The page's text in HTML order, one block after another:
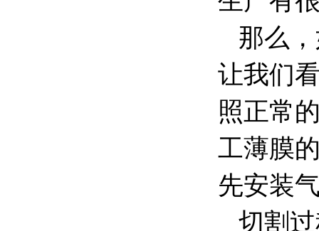
那么
让我们
照正常
工薄膜
先安装
切割